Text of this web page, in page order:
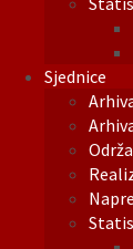
Sjednice